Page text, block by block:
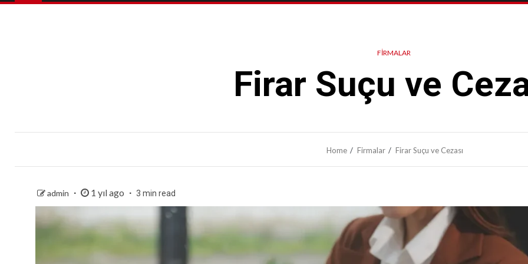
FIRMALAR
Firar Suçu ve
Home Firmalar Firar Suçu ve Cezası
admin 1 yıl ago 3 min read